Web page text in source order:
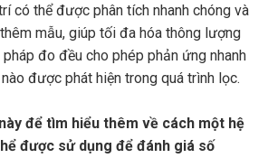
có thể được phân tích nhanh chóng và
mẫu, giúp tối đa hóa thông lượng
đo đều cho phép phản ứng nhanh
được phát hiện trong quá trình lọc.
để tìm hiểu thêm về cách một hệ
được sử dụng để đánh giá số